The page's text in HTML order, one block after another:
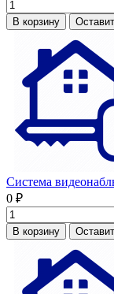
В корзину
Система
0 ₽
В корзину